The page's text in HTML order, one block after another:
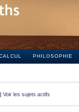
PHILOSOPHIE
| Voir les sujets actifs